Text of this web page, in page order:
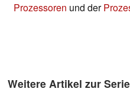
Prozessoren und der
Weitere Artikel zur Serie